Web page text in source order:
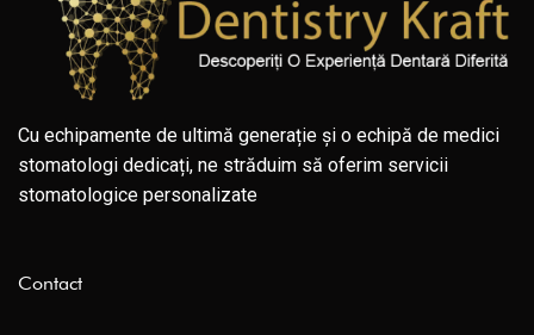
Cu echipamente de ultimă generație și o echipă de medici
stomatologi dedicați, ne străduim să oferim servicii
stomatologice personalizate
Contact